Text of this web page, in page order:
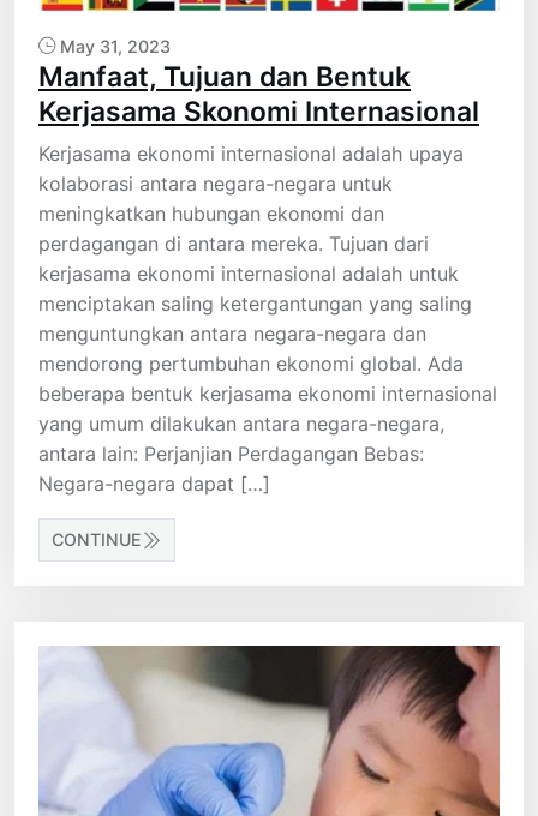
May 31, 2023
Manfaat, Tujuan dan Bentuk
Kerjasama Skonomi Internasional
Kerjasama ekonomi internasional adalah upaya
kolaborasi antara negara-negara untuk
meningkatkan hubungan ekonomi dan
perdagangan di antara mereka. Tujuan dari
kerjasama ekonomi internasional adalah untuk
menciptakan saling ketergantungan yang saling
menguntungkan antara negara-negara dan
mendorong pertumbuhan ekonomi global. Ada
beberapa bentuk kerjasama ekonomi internasional
yang umum dilakukan antara negara-negara,
antara lain: Perjanjian Perdagangan Bebas:
Negara-negara dapat […]
CONTINUE